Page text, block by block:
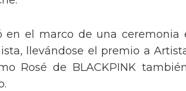
en el marco de una ceremonia
llevándose el premio a
Rosé de BLACKPINK